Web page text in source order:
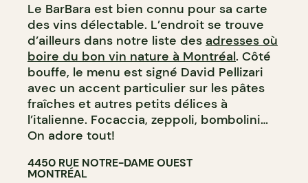
BAR À VIN
BAR À COCKTAIL
Le BarBara est bien connu pour sa carte
des vins délectable. L’endroit se trouve
d’ailleurs dans notre liste des adresses où
boire du bon vin nature à Montréal. Côté
bouffe, le menu est signé David Pellizari
avec un accent particulier sur les pâtes
fraîches et autres petits délices à
l’italienne. Focaccia, zeppoli, bombolini…
On adore tout!
4450 RUE NOTRE-DAME OUEST
MONTRÉAL